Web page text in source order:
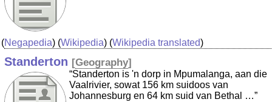
(Negapedia) (Wikipedia) (Wikipedia translated)
Standerton [Geography]
“Standerton is 'n dorp in Mpumalanga, aan die
Vaalrivier, sowat 156 km suidoos van
Johannesburg en 64 km suid van Bethal …”